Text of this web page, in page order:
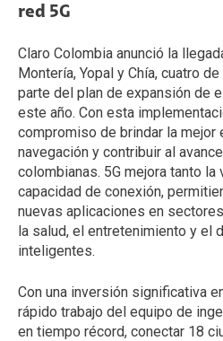
red 5G
Claro Colombia anunció la
Montería, Yopal y Chía, cuatro
parte del plan de expansión de
este año. Con esta
compromiso de brindar la mejor
navegación y contribuir al
colombianas. 5G mejora tanto
capacidad de conexión,
nuevas aplicaciones en
la salud, el entretenimiento y el
inteligentes.
Con una inversión significativa
rápido trabajo del equipo de
en tiempo récord, conectar 18